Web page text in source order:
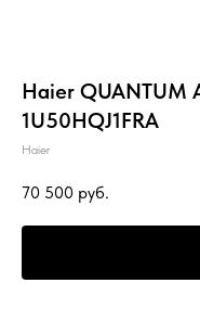
Haier QUANTUM
1U50HQJ1FRA
Haier
70 500 руб.